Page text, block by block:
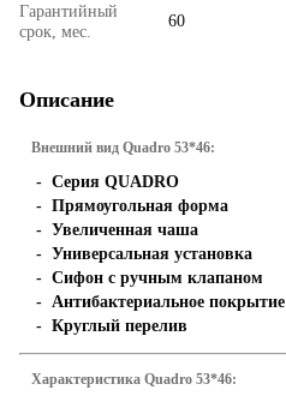
Гарантийный
срок, мес.
60
Описание
Внешний вид Quadro 53*46:
- Серия QUADRO
- Прямоугольная форма
- Увеличенная чаша
- Универсальная установка
- Сифон с ручным клапаном
- Антибактериальное покрытие
- Круглый перелив
Характеристика Quadro 53*46: